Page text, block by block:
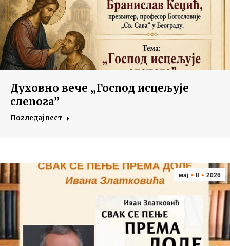
Духовно вече „Господ исцељује
слепога”
Погледај вест
мај 8 2026